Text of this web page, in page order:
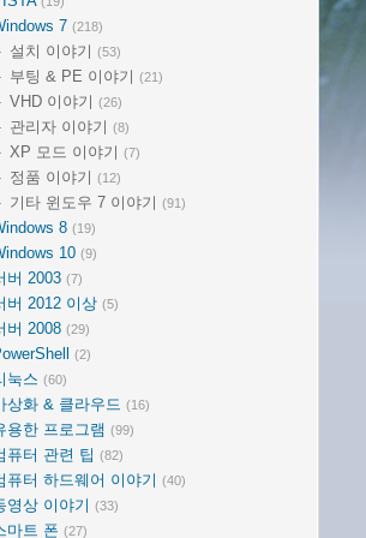
7 (218)
설치 이야기 (53)
부팅 & PE 이야기 (21)
VHD 이야기 (26)
관리자 이야기 (8)
XP 모드 이야기 (7)
정품 이야기 (12)
기타 윈도우 7 이야기 (91)
8 (19)
10 (9)
버 2003 (7)
버 2012 이상 (5)
버 2008 (29)
(2)
눅스 (60)
상화 & 클라우드 (16)
용한 프로그램 (99)
퓨터 관련 팁 (82)
퓨터 하드웨어 이야기 (40)
영상 이야기 (33)
마트 폰 (27)